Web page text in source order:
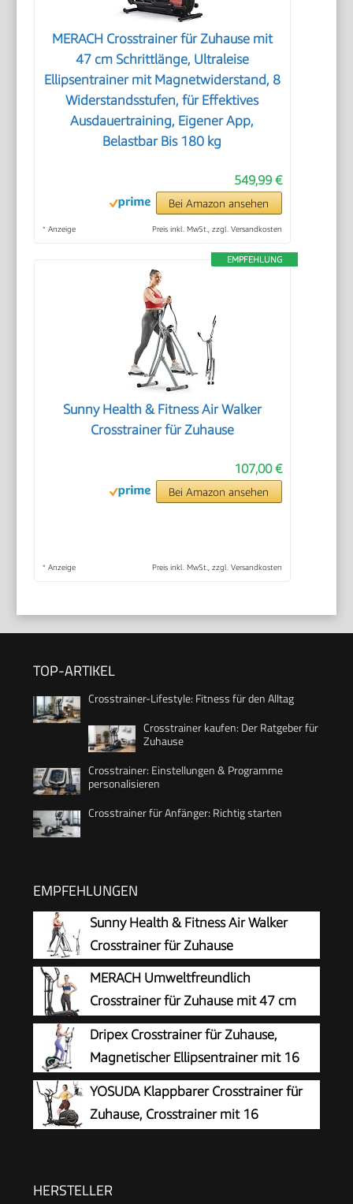
MERACH Crosstrainer für Zuhause mit
47 cm Schrittlänge, Ultraleise
Ellipsentrainer mit Magnetwiderstand, 8
Widerstandsstufen, für Effektives
Ausdauertraining, Eigener App,
Belastbar Bis 180 kg
549,99 €
Bei Amazon ansehen
* Anzeige Preis inkl. MwSt., zzgl. Versandkosten
EMPFEHLUNG
Sunny Health & Fitness Air Walker
Crosstrainer für Zuhause
107,00 €
Bei Amazon ansehen
* Anzeige Preis inkl. MwSt., zzgl. Versandkosten
TOP-ARTIKEL
Crosstrainer-Lifestyle: Fitness für den Alltag
Crosstrainer kaufen: Der Ratgeber für
Zuhause
Crosstrainer: Einstellungen & Programme
personalisieren
Crosstrainer für Anfänger: Richtig starten
EMPFEHLUNGEN
Sunny Health & Fitness Air Walker
Crosstrainer für Zuhause
MERACH Umweltfreundlich
Crosstrainer für Zuhause mit 47 cm
Schrittlänge, Ultraleise
Selbstgenerierender Ellipsentrainer mit
Magnetwiderstand, 16 Stufen, Kompatibel mit
Eigener App, bis 180kg Belastbar
Dripex Crosstrainer für Zuhause,
Magnetischer Ellipsentrainer mit 16
Widerstandsstufen, 6 KG
Schwungmasse, Leises Indoor-Trainingsgerät,
LCD-Monitor, Pulssensor, bis 120 KG (Grün)
YOSUDA ​​Klappbarer Crosstrainer für
Zuhause, Crosstrainer mit 16
HERSTELLER